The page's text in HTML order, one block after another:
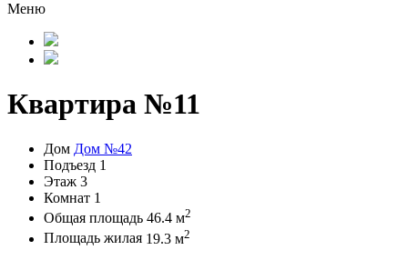
Меню
Квартира №11
Дом Дом №42
Подъезд 1
Этаж 3
Комнат 1
Общая площадь 46.4 м2
Площадь жилая 19.3 м2